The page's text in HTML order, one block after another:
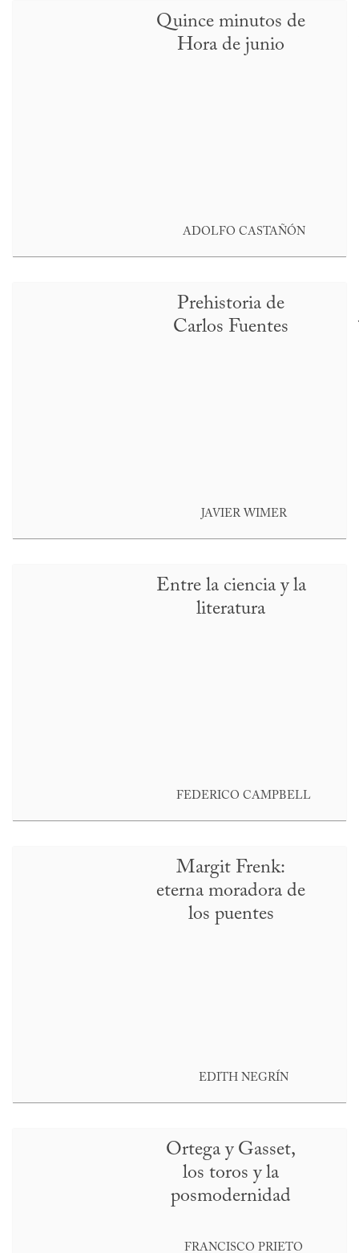
Quince minutos de
Hora de junio
ADOLFO CASTAÑÓN
Prehistoria de
Carlos Fuentes
JAVIER WIMER
Entre la ciencia y la
literatura
FEDERICO CAMPBELL
Margit Frenk:
eterna moradora de
los puentes
EDITH NEGRÍN
Ortega y Gasset,
los toros y la
posmodernidad
FRANCISCO PRIETO